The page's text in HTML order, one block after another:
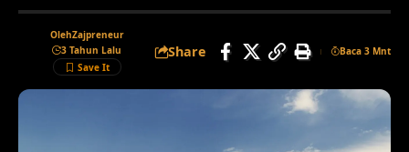
OlehZajpreneur
3 Tahun Lalu
Share Baca 3 Mnt